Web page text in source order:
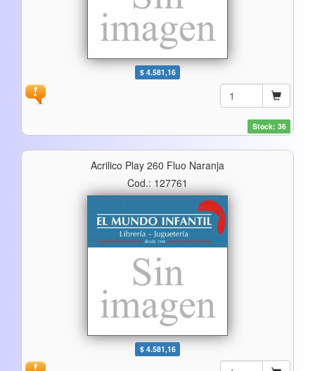
$ 4.581,16
Stock: 36
Acrilico Play 260 Fluo Naranja
Cod.: 127761
$ 4.581,16